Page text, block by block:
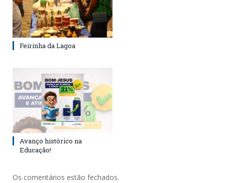
Feirinha da Lagoa
Avanço histórico na
Educação!
Os comentários estão fechados.